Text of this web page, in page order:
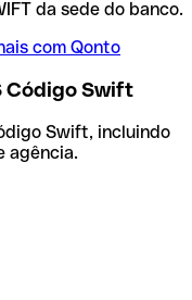
da sede do banco.
com Qonto
Código Swift
Swift, incluindo
agência.